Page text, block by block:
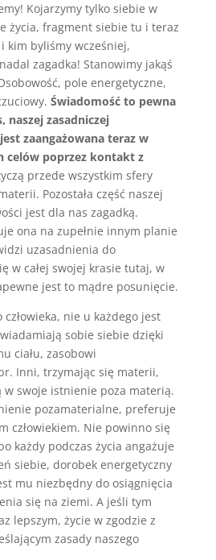
Kojarzymy tylko siebie w
życia, fragment siebie tu i teraz
kim byliśmy wcześniej,
zagadka! Stanowimy jakąś
pole energetyczne,
Świadomość to pewna
naszej zasadniczej
zaangażowana teraz w
celów poprzez kontakt z
przede wszystkim sfery
Pozostała część naszej
jest dla nas zagadką.
ona na zupełnie innym planie
uzasadnienia do
w całej swojej krasie tutaj, w
jest to mądre posunięcie.
człowieka, nie u każdego jest
sobie siebie dzięki
ciału, zasobowi
Inni, trzymając się materii,
w swoje istnienie poza materią.
pozamaterialne, preferuje
człowiekiem. Nie powinno się
każdy podczas życia angażuje
siebie, dorobek energetyczny
mu niezbędny do osiągnięcia
się na ziemi. A jeśli tym
lepszym, życie w zgodzie z
zasady naszego